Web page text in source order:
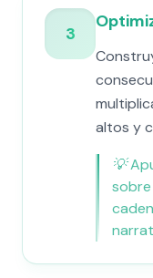
3
altos y
💡
sobre